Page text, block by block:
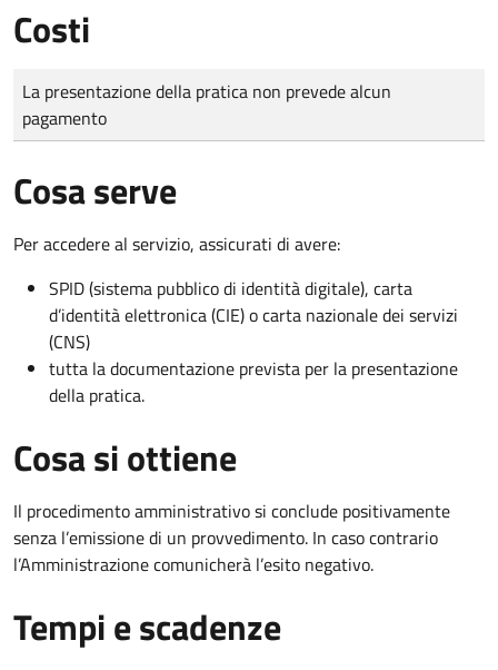
Costi
Tipo di pagamento
Importo
La presentazione della pratica non prevede alcun
pagamento
Cosa serve
Per accedere al servizio, assicurati di avere:
SPID (sistema pubblico di identità digitale), carta
d’identità elettronica (CIE) o carta nazionale dei servizi
(CNS)
tutta la documentazione prevista per la presentazione
della pratica.
Cosa si ottiene
Il procedimento amministrativo si conclude positivamente
senza l’emissione di un provvedimento. In caso contrario
l’Amministrazione comunicherà l’esito negativo.
Tempi e scadenze